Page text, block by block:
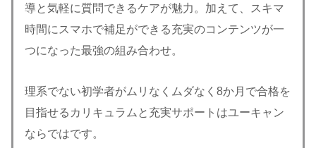
導と気軽に質問できるケアが魅力。加えて、スキマ
時間にスマホで補足ができる充実のコンテンツが一
つになった最強の組み合わせ。
理系でない初学者がムリなくムダなく8か月で合格を
目指せるカリキュラムと充実サポートはユーキャン
ならではです。